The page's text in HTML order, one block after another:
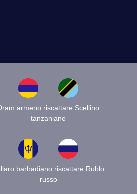
armeno riscattare Scellino
tanzaniano
barbadiano riscattare Rublo
russo